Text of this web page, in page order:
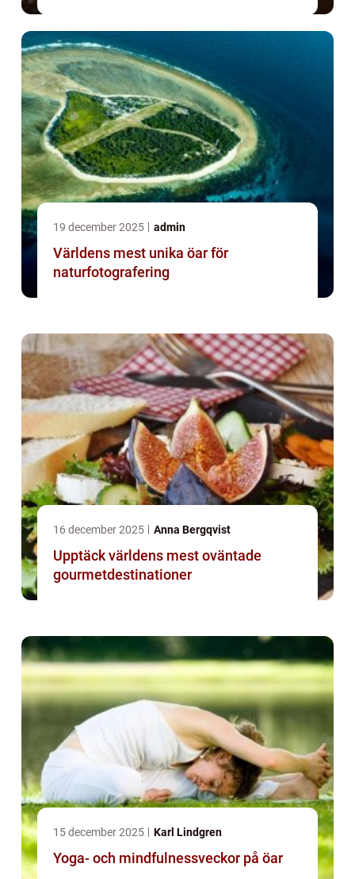
19 december 2025 admin
Världens mest unika öar för
naturfotografering
16 december 2025 Anna Bergqvist
Upptäck världens mest oväntade
gourmetdestinationer
15 december 2025 Karl Lindgren
Yoga- och mindfulnessveckor på öar